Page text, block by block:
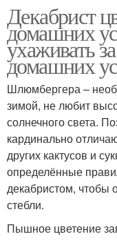
Декабрист
домашних
ухаживать
домашних
Шлюмбергера –
зимой, не любит
солнечного света.
кардинально
других кактусов и
определённые
декабристом,
стебли.
Пышное цветение